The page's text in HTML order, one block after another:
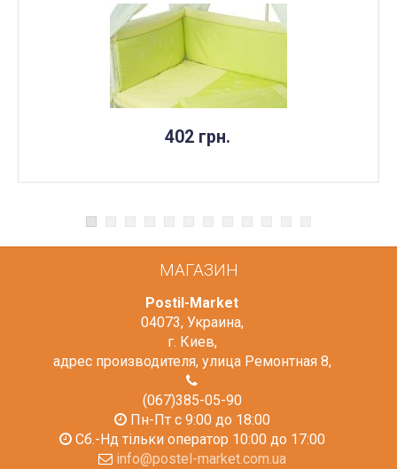
402 грн.
МАГАЗИН
Postil-Market
04073, Украина,
г. Киев,
адрес производителя, улица Ремонтная 8,
(067)385-05-90
Пн-Пт с 9:00 до 18:00
Сб.-Нд тільки оператор 10:00 до 17:00
info@postel-market.com.ua